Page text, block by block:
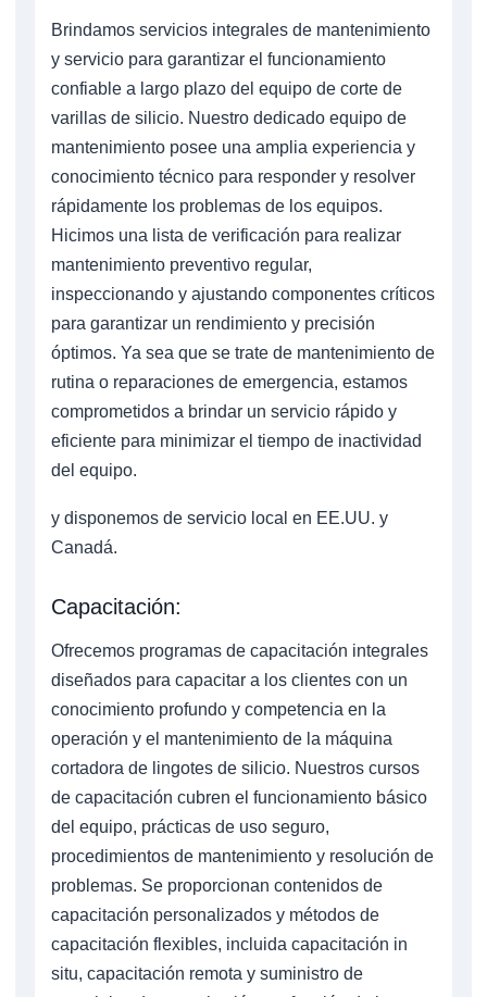
Brindamos servicios integrales de mantenimiento
y servicio para garantizar el funcionamiento
confiable a largo plazo del equipo de corte de
varillas de silicio. Nuestro dedicado equipo de
mantenimiento posee una amplia experiencia y
conocimiento técnico para responder y resolver
rápidamente los problemas de los equipos.
Hicimos una lista de verificación para realizar
mantenimiento preventivo regular,
inspeccionando y ajustando componentes críticos
para garantizar un rendimiento y precisión
óptimos. Ya sea que se trate de mantenimiento de
rutina o reparaciones de emergencia, estamos
comprometidos a brindar un servicio rápido y
eficiente para minimizar el tiempo de inactividad
del equipo.
y disponemos de servicio local en EE.UU. y
Canadá.
Capacitación:
Ofrecemos programas de capacitación integrales
diseñados para capacitar a los clientes con un
conocimiento profundo y competencia en la
operación y el mantenimiento de la máquina
cortadora de lingotes de silicio. Nuestros cursos
de capacitación cubren el funcionamiento básico
del equipo, prácticas de uso seguro,
procedimientos de mantenimiento y resolución de
problemas. Se proporcionan contenidos de
capacitación personalizados y métodos de
capacitación flexibles, incluida capacitación in
situ, capacitación remota y suministro de